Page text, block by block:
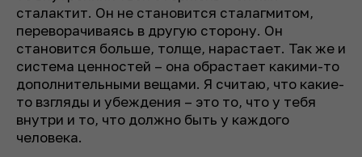
сталактит. Он не становится сталагмитом,
переворачиваясь в другую сторону. Он
становится больше, толще, нарастает. Так же и
система ценностей – она обрастает какими-то
дополнительными вещами. Я считаю, что какие-
то взгляды и убеждения – это то, что у тебя
внутри и то, что должно быть у каждого
человека.